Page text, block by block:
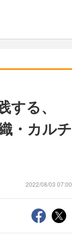
る、
・カルチ
2022/08/03 07:00